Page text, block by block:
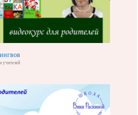
учителей